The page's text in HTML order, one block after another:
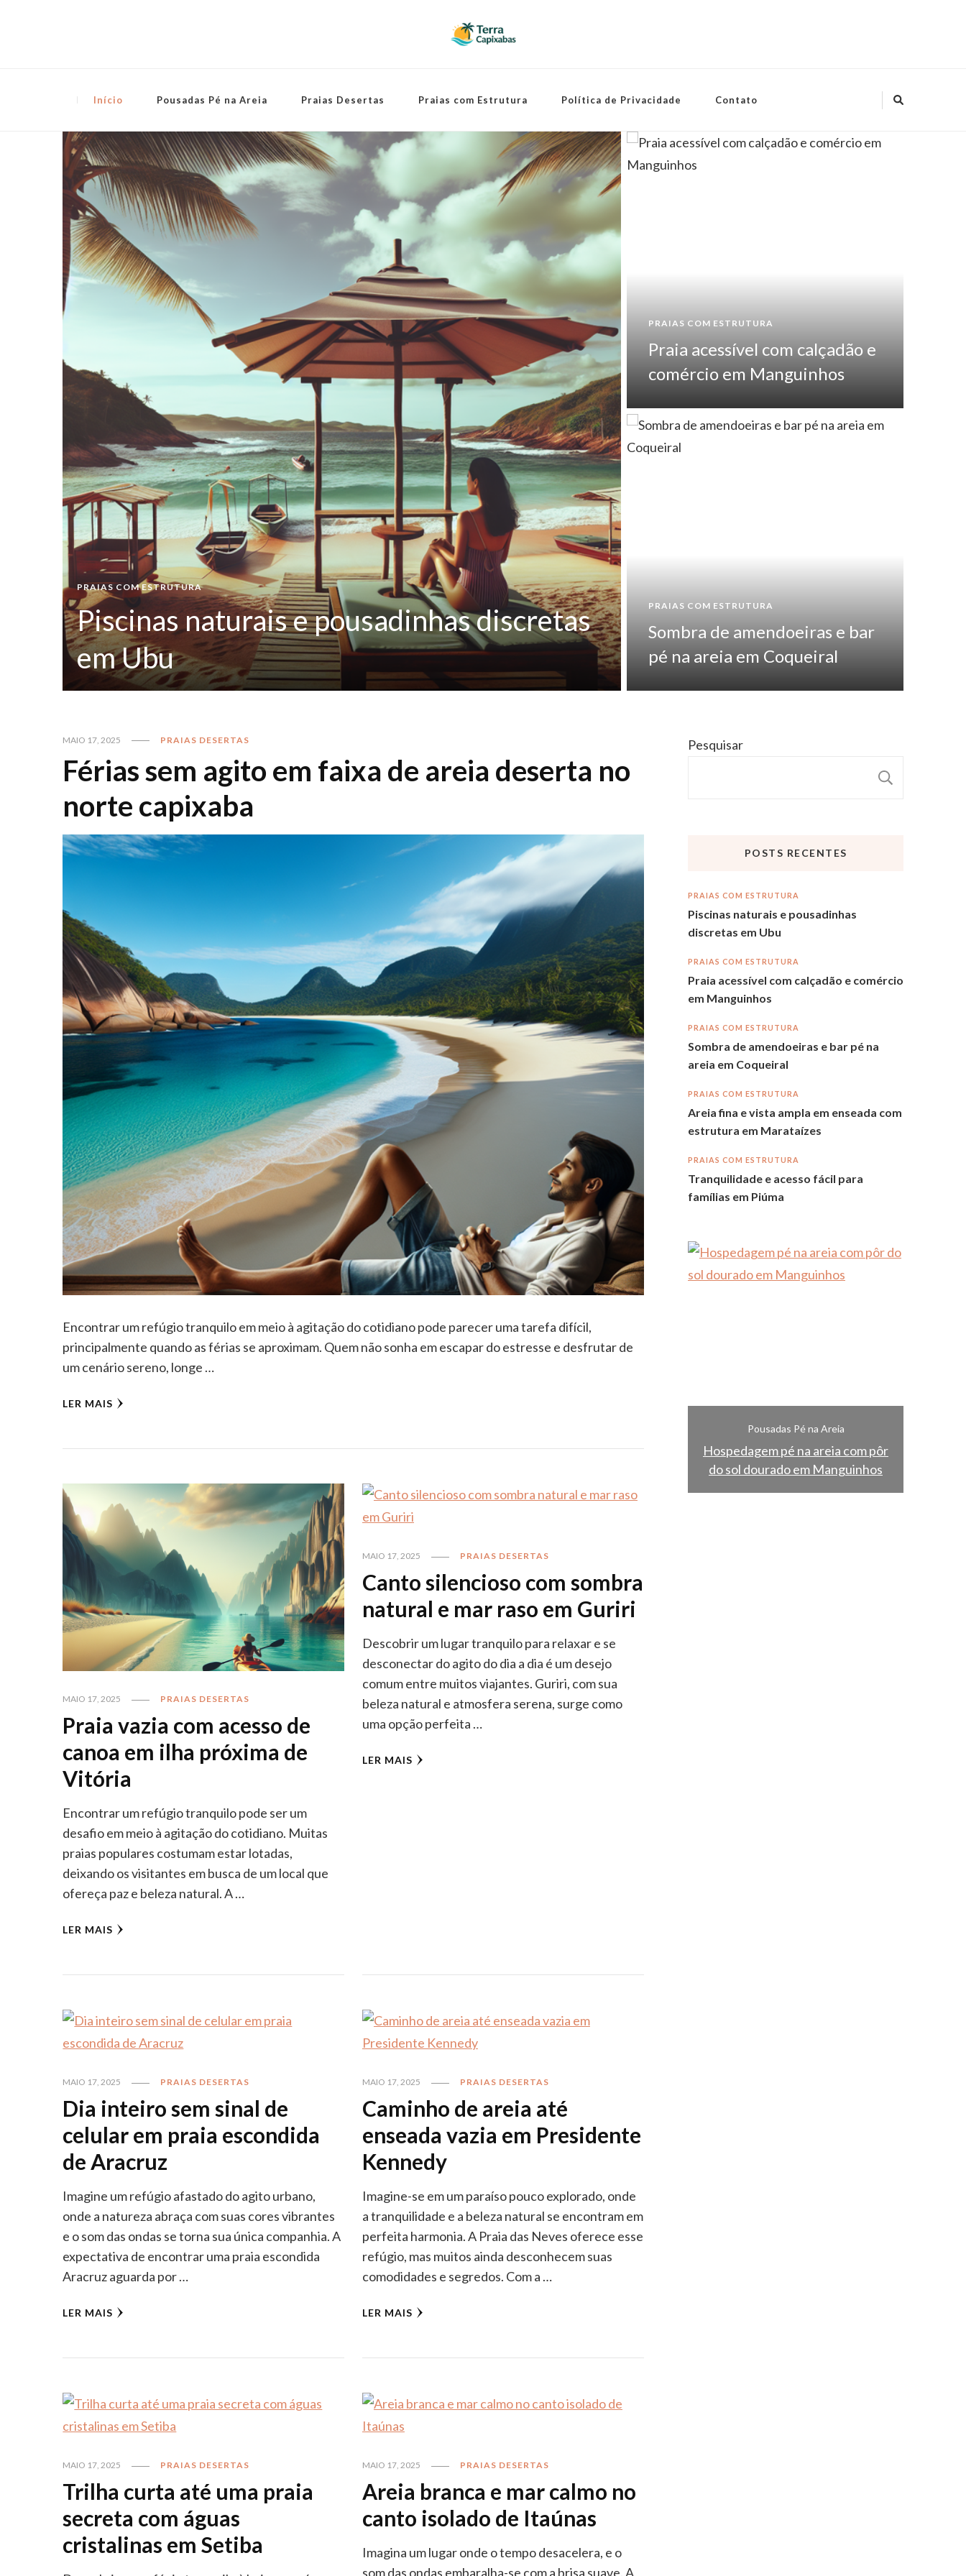
Início Pousadas Pé na Areia Praias Desertas Praias com Estrutura Política de Privacidade Contato
PRAIAS COM ESTRUTURA
Piscinas naturais e pousadinhas discretas
em Ubu
PRAIAS COM ESTRUTURA
Praia acessível com calçadão e
comércio em Manguinhos
PRAIAS COM ESTRUTURA
Sombra de amendoeiras e bar
pé na areia em Coqueiral
MAIO 17, 2025 PRAIAS DESERTAS
Férias sem agito em faixa de areia deserta no
norte capixaba
Encontrar um refúgio tranquilo em meio à agitação do cotidiano pode parecer uma tarefa difícil,
principalmente quando as férias se aproximam. Quem não sonha em escapar do estresse e desfrutar de
um cenário sereno, longe …
LER MAIS
MAIO 17, 2025 PRAIAS DESERTAS
Praia vazia com acesso de
canoa em ilha próxima de
Vitória
Encontrar um refúgio tranquilo pode ser um
desafio em meio à agitação do cotidiano. Muitas
praias populares costumam estar lotadas,
deixando os visitantes em busca de um local que
ofereça paz e beleza natural. A …
LER MAIS
MAIO 17, 2025 PRAIAS DESERTAS
Canto silencioso com sombra
natural e mar raso em Guriri
Descobrir um lugar tranquilo para relaxar e se
desconectar do agito do dia a dia é um desejo
comum entre muitos viajantes. Guriri, com sua
beleza natural e atmosfera serena, surge como
uma opção perfeita …
LER MAIS
MAIO 17, 2025 PRAIAS DESERTAS
Dia inteiro sem sinal de
celular em praia escondida
de Aracruz
Imagine um refúgio afastado do agito urbano,
onde a natureza abraça com suas cores vibrantes
e o som das ondas se torna sua única companhia. A
expectativa de encontrar uma praia escondida
Aracruz aguarda por …
LER MAIS
MAIO 17, 2025 PRAIAS DESERTAS
Caminho de areia até
enseada vazia em Presidente
Kennedy
Imagine-se em um paraíso pouco explorado, onde
a tranquilidade e a beleza natural se encontram em
perfeita harmonia. A Praia das Neves oferece esse
refúgio, mas muitos ainda desconhecem suas
comodidades e segredos. Com a …
LER MAIS
MAIO 17, 2025 PRAIAS DESERTAS
Trilha curta até uma praia
secreta com águas
cristalinas em Setiba
MAIO 17, 2025 PRAIAS DESERTAS
Areia branca e mar calmo no
canto isolado de Itaúnas
Imagina um lugar onde o tempo desacelera, e o
som das ondas embaralha-se com a brisa suave. A
Pesquisar
POSTS RECENTES
PRAIAS COM ESTRUTURA
Piscinas naturais e pousadinhas
discretas em Ubu
PRAIAS COM ESTRUTURA
Praia acessível com calçadão e comércio
em Manguinhos
PRAIAS COM ESTRUTURA
Sombra de amendoeiras e bar pé na
areia em Coqueiral
PRAIAS COM ESTRUTURA
Areia fina e vista ampla em enseada com
estrutura em Marataízes
PRAIAS COM ESTRUTURA
Tranquilidade e acesso fácil para
famílias em Piúma
Hospedagem pé na areia com pôr
Hospedagem pé na areia com pôr
Pousadas Pé na Areia
Hospedagem pé na areia com pôr
do sol dourado em Manguinhos